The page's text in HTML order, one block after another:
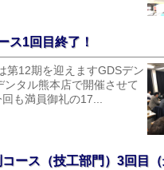
ス1回目終了！
第12期を迎えますGDSデン
タル熊本店で開催させて
も満員御礼の17...
ース（技工部門）3回目